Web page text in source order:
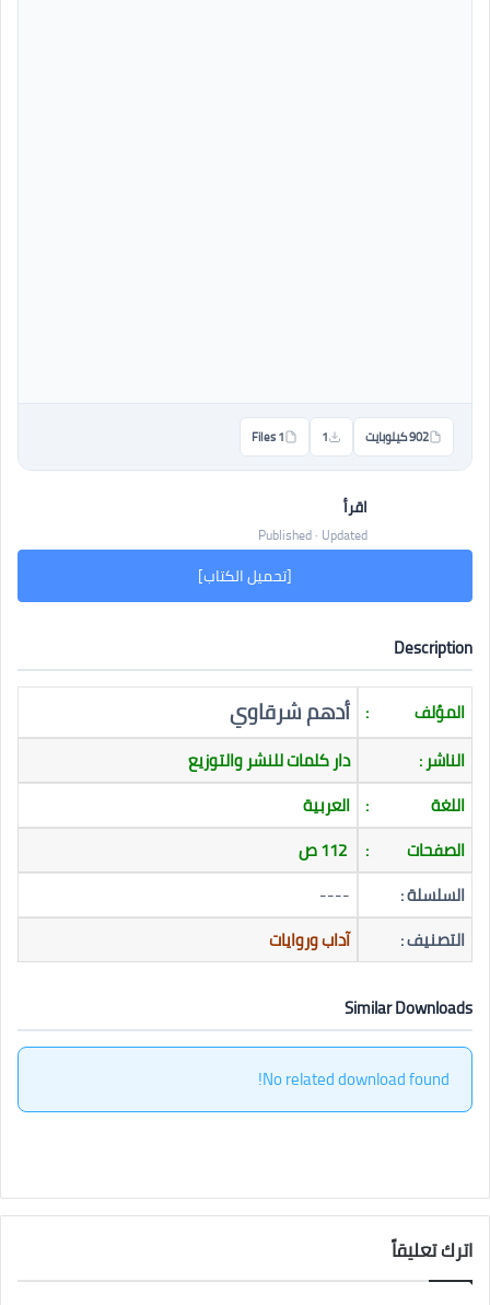
902 كيلوبايت 1
1 Files
اقرأ
Published · Updated
[تحميل الكتاب]
Description
المؤلف : أدهم شرقاوي
الناشر :
دار كلمات للنشر والتوزيع
اللغة
: العربية
الصفحات
:
السلسلة :
----
التصنيف :
آداب وروايات
Similar Downloads
No related download found!
اترك تعليقاً